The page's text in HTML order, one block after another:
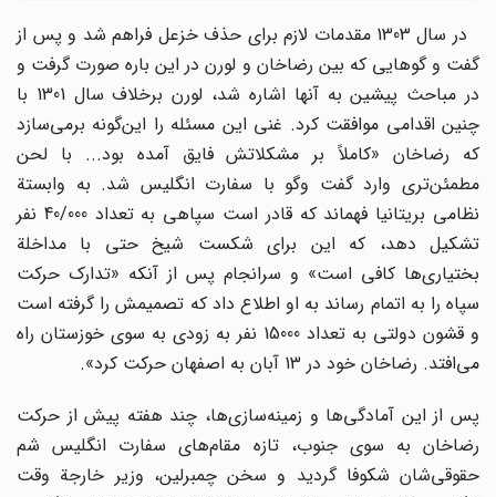
در سال 1303 مقدمات لازم برای حذف خزعل فراهم شد و پس از
گفت و گوهایی که بین رضاخان و لورن در این باره صورت گرفت و
در مباحث پیشین به آنها اشاره شد، لورن برخلاف سال 1301 با
چنین اقدامی موافقت کرد. غنی این مسئله را این‌گونه برمی‌سازد
که رضاخان «کاملاً بر مشکلاتش فایق آمده بود... با لحن
مطمئن‌تری وارد گفت وگو با سفارت انگلیس شد. به وابستة
نظامی بریتانیا فهماند که قادر است سپاهی به تعداد 40/000 نفر
تشکیل دهد، که این برای شکست شیخ حتی با مداخلة
بختیاری‌ها کافی است» و سرانجام پس از آنکه «تدارک حرکت
سپاه را به اتمام رساند به او اطلاع داد که تصمیمش را گرفته است
و قشون دولتی به تعداد 15000 نفر به زودی به سوی خوزستان راه
می‌افتد. رضاخان خود در 13 آبان به اصفهان حرکت کرد».
پس از این آمادگی‌ها و زمینه‌سازی‌ها، چند هفته پیش از حرکت
رضاخان به سوی جنوب، تازه مقام‌های سفارت انگلیس شم
حقوقی‌شان شکوفا گردید و سخن چمبرلین، وزیر خارجة وقت